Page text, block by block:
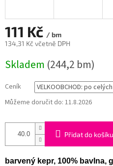
111 Kč / bm
134,31 Kč včetně DPH
cena:
Skladem (244,2 bm)
Ceník
Můžeme doručit do: 11.8.2026
Přidat do košíku
barvený kepr, 100% bavlna,